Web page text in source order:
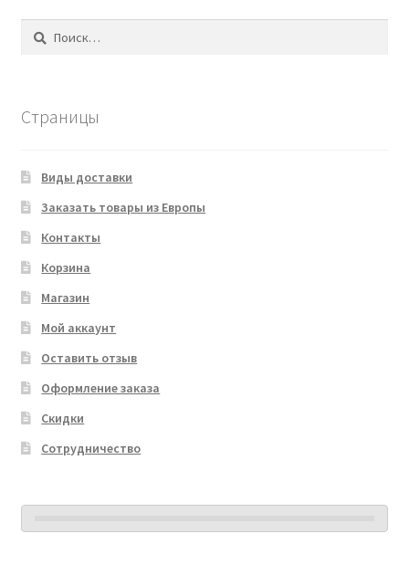
Найти:
Страницы
Виды доставки
Заказать товары из Европы
Контакты
Корзина
Магазин
Мой аккаунт
Оставить отзыв
Оформление заказа
Скидки
Сотрудничество